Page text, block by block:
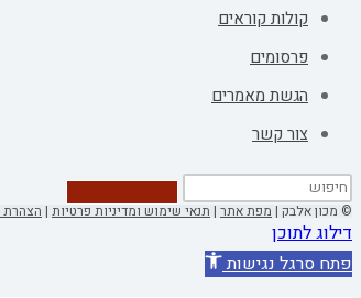
קולות קוראים
פרסומים
הגשת מאמרים
צור קשר
© מכון אלבק | מפת אתר | תנאי שימוש ומדיניות פרטיות | הצהרת
דילוג לתוכן
פתח סרגל נגישות